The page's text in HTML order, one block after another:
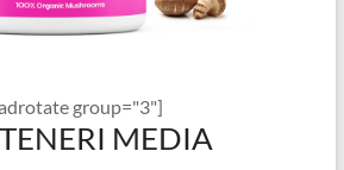
group="3"]
MEDIA